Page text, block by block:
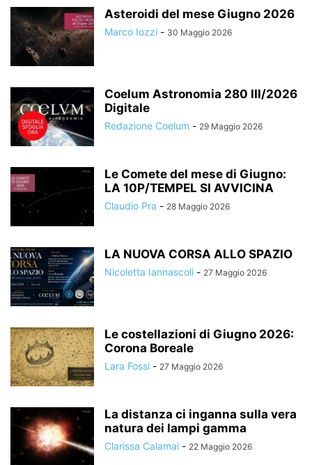
Asteroidi del mese Giugno 2026
Marco Iozzi - 30 Maggio 2026
Coelum Astronomia 280 III/2026
Digitale
Redazione Coelum - 29 Maggio 2026
Le Comete del mese di Giugno:
LA 10P/TEMPEL SI AVVICINA
Claudio Pra - 28 Maggio 2026
LA NUOVA CORSA ALLO SPAZIO
Nicoletta Iannascoli - 27 Maggio 2026
Le costellazioni di Giugno 2026:
Corona Boreale
Lara Fossi - 27 Maggio 2026
La distanza ci inganna sulla vera
natura dei lampi gamma
Clarissa Calamai - 22 Maggio 2026